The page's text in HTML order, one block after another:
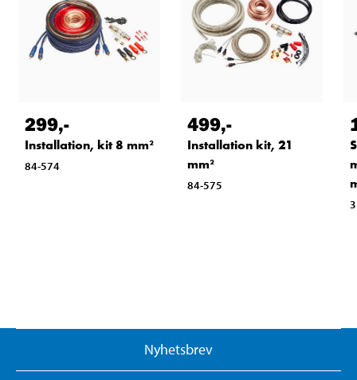
299,-
Installation, kit 8 mm²
84-574
499,-
Installation kit, 21
mm²
84-575
Nyhetsbrev